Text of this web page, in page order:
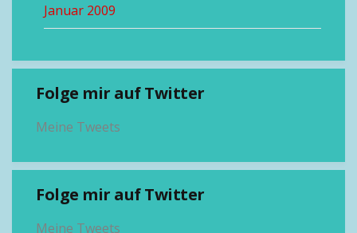
Januar 2009
Folge mir auf Twitter
Meine Tweets
Folge mir auf Twitter
Meine Tweets